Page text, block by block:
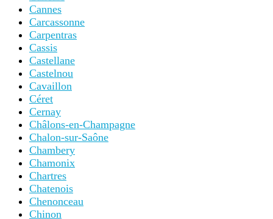
Cannes
Carcassonne
Carpentras
Cassis
Castellane
Castelnou
Cavaillon
Céret
Cernay
Châlons-en-Champagne
Chalon-sur-Saône
Chambery
Chamonix
Chartres
Chatenois
Chenonceau
Chinon